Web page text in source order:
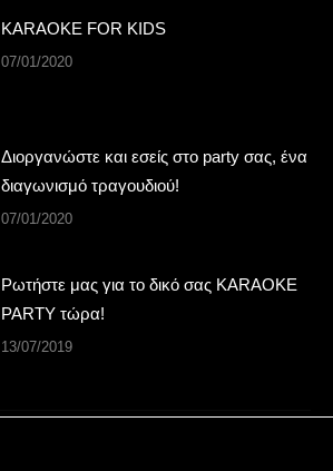
KARAOKE FOR KIDS
07/01/2020
Διοργανώστε και εσείς στο party σας, ένα
διαγωνισμό τραγουδιού!
07/01/2020
Ρωτήστε μας για το δικό σας KARAOKE
PARTY τώρα!
13/07/2019